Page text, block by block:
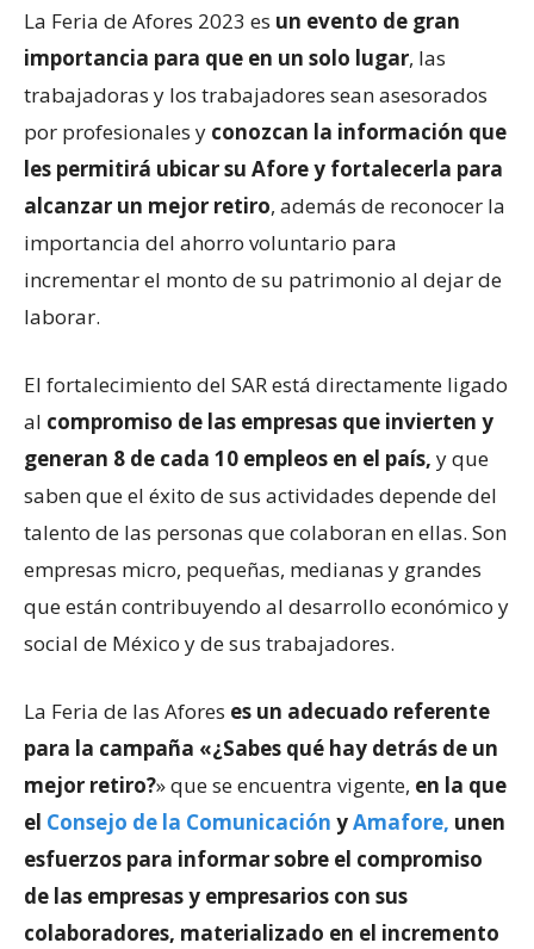
La Feria de Afores 2023 es un evento de gran
importancia para que en un solo lugar, las
trabajadoras y los trabajadores sean asesorados
por profesionales y conozcan la información que
les permitirá ubicar su Afore y fortalecerla para
alcanzar un mejor retiro, además de reconocer la
importancia del ahorro voluntario para
incrementar el monto de su patrimonio al dejar de
laborar.
El fortalecimiento del SAR está directamente ligado
al compromiso de las empresas que invierten y
generan 8 de cada 10 empleos en el país, y que
saben que el éxito de sus actividades depende del
talento de las personas que colaboran en ellas. Son
empresas micro, pequeñas, medianas y grandes
que están contribuyendo al desarrollo económico y
social de México y de sus trabajadores.
La Feria de las Afores es un adecuado referente
para la campaña «¿Sabes qué hay detrás de un
mejor retiro?» que se encuentra vigente, en la que
el Consejo de la Comunicación yAmafore, unen
esfuerzos para informar sobre el compromiso
de las empresas y empresarios con sus
colaboradores, materializado en el incremento